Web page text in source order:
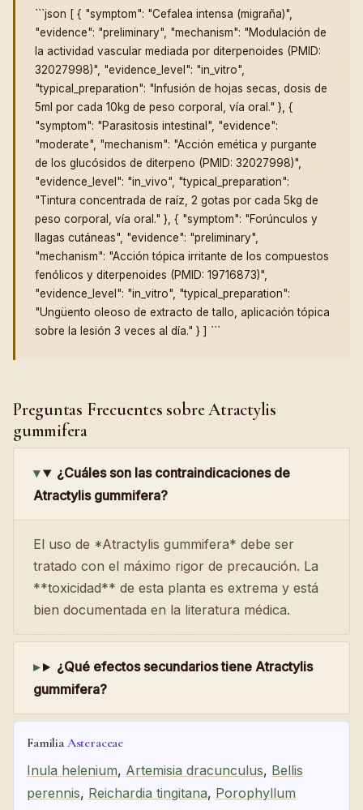
```json [ { "symptom": "Cefalea intensa (migraña)",
"evidence": "preliminary", "mechanism": "Modulación de
la actividad vascular mediada por diterpenoides (PMID:
32027998)", "evidence_level": "in_vitro",
"typical_preparation": "Infusión de hojas secas, dosis de
5ml por cada 10kg de peso corporal, vía oral." }, {
"symptom": "Parasitosis intestinal", "evidence":
"moderate", "mechanism": "Acción emética y purgante
de los glucósidos de diterpeno (PMID: 32027998)",
"evidence_level": "in_vivo", "typical_preparation":
"Tintura concentrada de raíz, 2 gotas por cada 5kg de
peso corporal, vía oral." }, { "symptom": "Forúnculos y
llagas cutáneas", "evidence": "preliminary",
"mechanism": "Acción tópica irritante de los compuestos
fenólicos y diterpenoides (PMID: 19716873)",
"evidence_level": "in_vitro", "typical_preparation":
"Ungüento oleoso de extracto de tallo, aplicación tópica
sobre la lesión 3 veces al día." } ] ```
Preguntas Frecuentes sobre Atractylis
gummifera
¿Cuáles son las contraindicaciones de
Atractylis gummifera?
El uso de *Atractylis gummifera* debe ser
tratado con el máximo rigor de precaución. La
**toxicidad** de esta planta es extrema y está
bien documentada en la literatura médica.
¿Qué efectos secundarios tiene Atractylis
gummifera?
Familia Asteraceae
Inula helenium, Artemisia dracunculus, Bellis
perennis, Reichardia tingitana, Porophyllum